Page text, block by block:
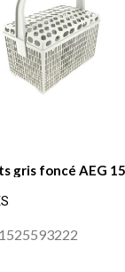
gris foncé AEG
1525593222